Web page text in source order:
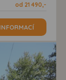
od 21 490,-